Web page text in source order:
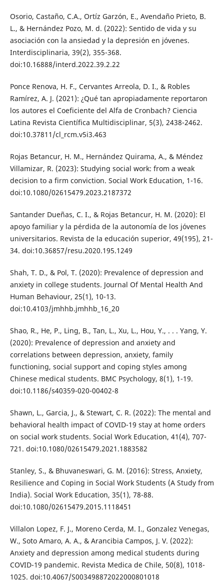
Osorio, Castaño, C.A., Ortíz Garzón, E., Avendaño Prieto, B.
L., & Hernández Pozo, M. d. (2022): Sentido de vida y su
asociación con la ansiedad y la depresión en jóvenes.
Interdisciplinaria, 39(2), 355-368.
doi:10.16888/interd.2022.39.2.22
Ponce Renova, H. F., Cervantes Arreola, D. I., & Robles
Ramírez, A. J. (2021): ¿Qué tan apropiadamente reportaron
los autores el Coeficiente del Alfa de Cronbach? Ciencia
Latina Revista Científica Multidisciplinar, 5(3), 2438-2462.
doi:10.37811/cl_rcm.v5i3.463
Rojas Betancur, H. M., Hernández Quirama, A., & Méndez
Villamizar, R. (2023): Studying social work: from a weak
decision to a firm conviction. Social Work Education, 1-16.
doi:10.1080/02615479.2023.2187372
Santander Dueñas, C. I., & Rojas Betancur, H. M. (2020): El
apoyo familiar y la pérdida de la autonomía de los jóvenes
universitarios. Revista de la educación superior, 49(195), 21-
34. doi:10.36857/resu.2020.195.1249
Shah, T. D., & Pol, T. (2020): Prevalence of depression and
anxiety in college students. Journal Of Mental Health And
Human Behaviour, 25(1), 10-13.
doi:10.4103/jmhhb.jmhhb_16_20
Shao, R., He, P., Ling, B., Tan, L., Xu, L., Hou, Y., . . . Yang, Y.
(2020): Prevalence of depression and anxiety and
correlations between depression, anxiety, family
functioning, social support and coping styles among
Chinese medical students. BMC Psychology, 8(1), 1-19.
doi:10.1186/s40359-020-00402-8
Shawn, L., Garcia, J., & Stewart, C. R. (2022): The mental and
behavioral health impact of COVID-19 stay at home orders
on social work students. Social Work Education, 41(4), 707-
721. doi:10.1080/02615479.2021.1883582
Stanley, S., & Bhuvaneswari, G. M. (2016): Stress, Anxiety,
Resilience and Coping in Social Work Students (A Study from
India). Social Work Education, 35(1), 78-88.
doi:10.1080/02615479.2015.1118451
Villalon Lopez, F. J., Moreno Cerda, M. I., Gonzalez Venegas,
W., Soto Amaro, A. A., & Arancibia Campos, J. V. (2022):
Anxiety and depression among medical students during
COVID-19 pandemic. Revista Medica de Chile, 50(8), 1018-
1025. doi:10.4067/S003498872022000801018